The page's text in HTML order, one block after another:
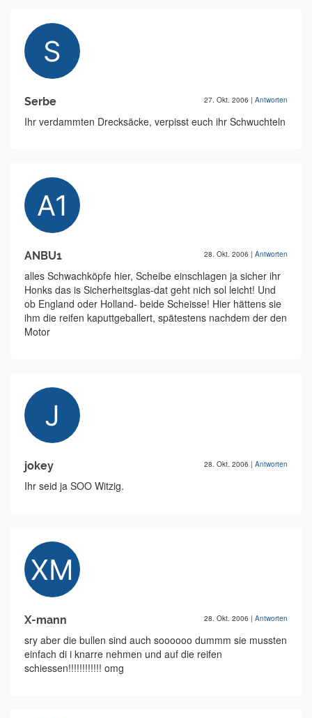
Serbe 27. Okt. 2006 | Antworten
Ihr verdammten Drecksäcke, verpisst euch ihr Schwuchteln
ANBU1 28. Okt. 2006 | Antworten
alles Schwachköpfe hier, Scheibe einschlagen ja sicher ihr
Honks das is Sicherheitsglas-dat geht nich sol leicht! Und
ob England oder Holland- beide Scheisse! Hier hättens sie
ihm die reifen kaputtgeballert, spätestens nachdem der den
Motor
jokey 28. Okt. 2006 | Antworten
Ihr seid ja SOO Witzig.
X-mann 28. Okt. 2006 | Antworten
sry aber die bullen sind auch soooooo dummm sie mussten
einfach di i knarre nehmen und auf die reifen
schiessen!!!!!!!!!!!! omg